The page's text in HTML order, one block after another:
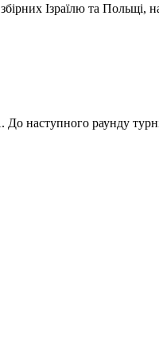
Ізраїлю та Польщі,
До наступного раунду